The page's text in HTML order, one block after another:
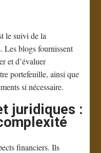
le suivi de la
Les blogs fournissent
et d’évaluer
portefeuille, ainsi que
si nécessaire.
juridiques :
financiers. Ils